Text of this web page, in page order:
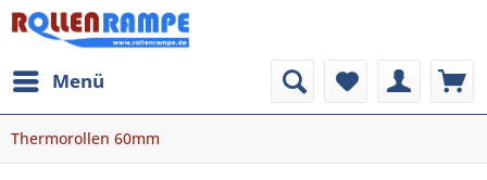
Menü
Thermorollen 60mm